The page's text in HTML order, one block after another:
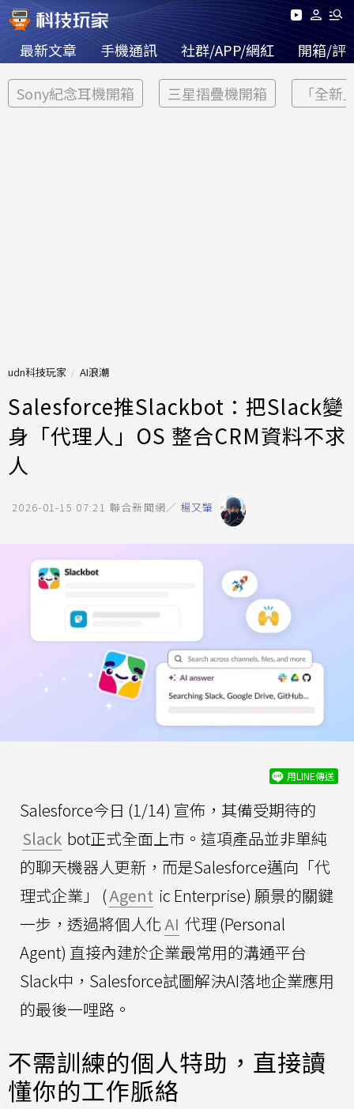
最新文章 手機通訊 社群/APP/網紅 開箱/評
Sony紀念耳機開箱 三星摺疊機開箱 「全新
udn科技玩家 AI浪潮
Salesforce推Slackbot：把Slack變
身「代理人」OS 整合CRM資料不求
人
2026-01-15 07:21 聯合新聞網／ 楊又肇
用LINE傳送
Salesforce今日 (1/14) 宣佈，其備受期待的
Slack bot正式全面上市。這項產品並非單純
的聊天機器人更新，而是Salesforce邁向「代
理式企業」 (Agent ic Enterprise) 願景的關鍵
一步，透過將個人化AI 代理 (Personal
Agent) 直接內建於企業最常用的溝通平台
Slack中，Salesforce試圖解決AI落地企業應用
的最後一哩路。
不需訓練的個人特助，直接讀
懂你的工作脈絡